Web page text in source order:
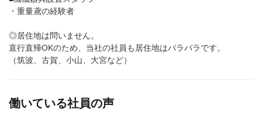
・重量鳶の経験者
◎居住地は問いません。
直行直帰OKのため、当社の社員も居住地はバラバラです。
（筑波、古賀、小山、大宮など）
働いている社員の声